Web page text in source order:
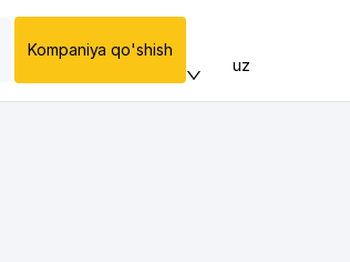
Kompaniya qo'shish
uz